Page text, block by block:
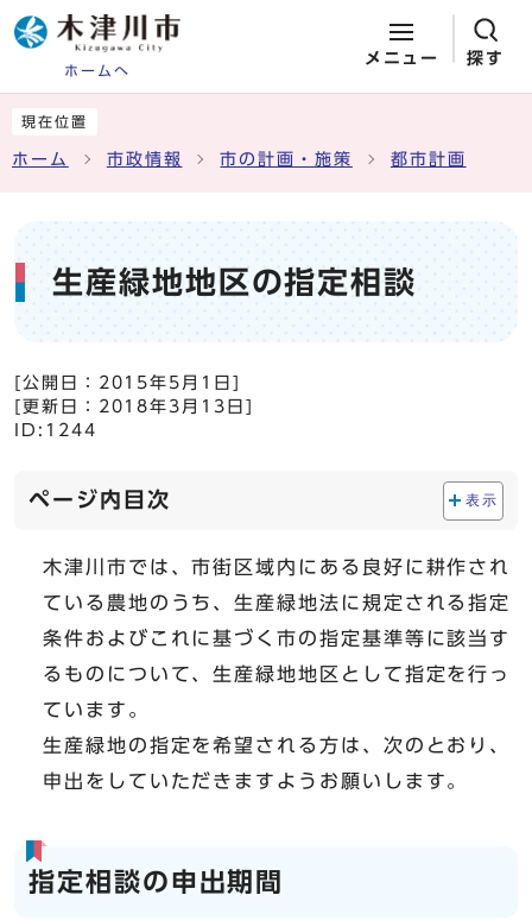
ホームへ
メニュー 探す
現在位置
ホーム 市政情報 市の計画・施策 都市計画
生産緑地地区の指定相談
[公開日： 2015年5月1日
[更新日： 2018年3月13日
ID:1244
ページ内目次 表示
木津川市では、市街区域内にある良好に耕作され
ている農地のうち、生産緑地法に規定される指定
条件およびこれに基づく市の指定基準等に該当す
るものについて、生産緑地地区として指定を行っ
ています。
生産緑地の指定を希望される方は、次のとおり、
申出をしていただきますようお願いします。
指定相談の申出期間